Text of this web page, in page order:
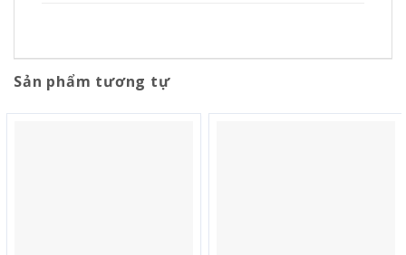
Sản phẩm tương tự